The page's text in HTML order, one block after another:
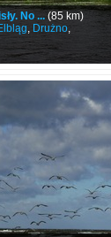
No ... (85 km)
, Drużno,